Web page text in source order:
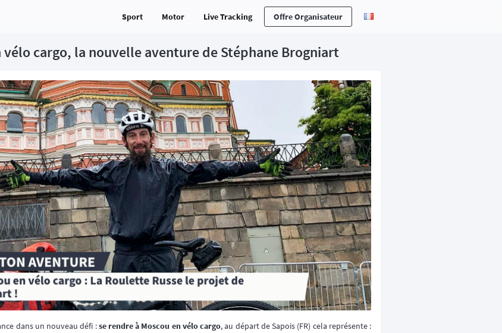
Sport Motor Live Tracking Offre Organisateur
vélo cargo, la nouvelle aventure de Stéphane Brogniart
dans un nouveau défi :se rendre à Moscou en vélo cargo, au départ de Sapois (FR) cela représente :